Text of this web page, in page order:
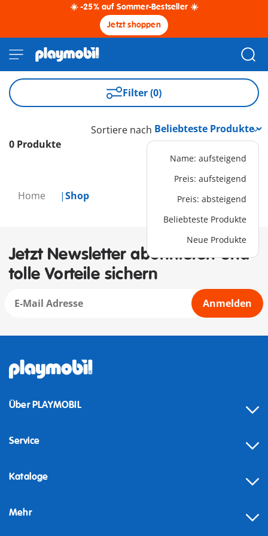
☀️ -25% auf Sommer-Bestseller ☀️
Jetzt shoppen
Home Shop
Filter (0)
0 Produkte
Sortiere nach
Name: aufsteigend
Preis: aufsteigend
Preis: absteigend
Beliebteste Produkte
Neue Produkte
Jetzt Newsletter abonnieren und
tolle Vorteile sichern
Anmelden
Über PLAYMOBIL
Service
Kataloge
Mehr